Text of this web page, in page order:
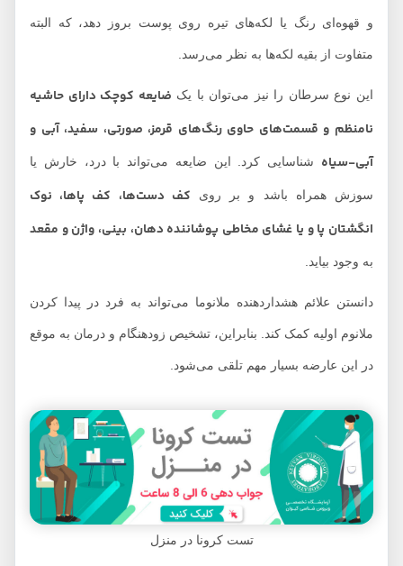
و قهوه‌ای رنگ یا لکه‌های تیره روی پوست بروز دهد، که البته
متفاوت از بقیه لکه‌ها به نظر می‌رسد.
این نوع سرطان را نیز می‌توان با یکضایعه کوچک دارای حاشیه
نامنظم و قسمت‌های حاوی رنگ‌‌های قرمز، صورتی، سفید، آبی و
آبی-سیاهشناسایی کرد. این ضایعه می‌تواند با درد، خارش یا
سوزش همراه باشد و بر رویکف دست‌ها، کف پاها، نوک
انگشتان پا و یا غشای مخاطی پوشاننده دهان، بینی، واژن و مقعد
به وجود بیاید.
دانستن علائم هشداردهنده ملانوما می‌تواند به فرد در پیدا کردن
ملانوم اولیه کمک کند. بنابراین، تشخیص زودهنگام و درمان به موقع
در این عارضه بسیار مهم تلقی می‌شود.
تست کرونا در منزل